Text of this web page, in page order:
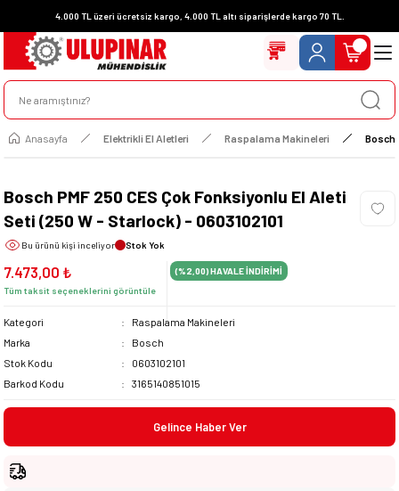
4.000 TL üzeri ücretsiz kargo, 4.000 TL altı siparişlerde kargo 70 TL.
Anasayfa Elektrikli El Aletleri Raspalama Makineleri Bosch
Bosch PMF 250 CES Çok Fonksiyonlu El Aleti
Seti (250 W - Starlock) - 0603102101
Bu ürünü kişi inceliyor Stok Yok
7.473,00 ₺
Tüm taksit seçeneklerini görüntüle
(%2,00)HAVALE İNDİRİMİ
Kategori
Raspalama Makineleri
Marka
Bosch
Stok Kodu
0603102101
Barkod Kodu
3165140851015
Gelince Haber Ver